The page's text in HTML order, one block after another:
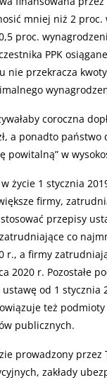
mniej niż 2
proc.
PPK
nie przekracza
coroczna
a ponadto państwo
powitalną” w
życie 1 stycznia
firmy,
przepisy
co
r., a firmy
2020 r. Pozostałe
ustawę od 1 stycznia
też podmioty
publicznych.
prowadzony przez
zakłady